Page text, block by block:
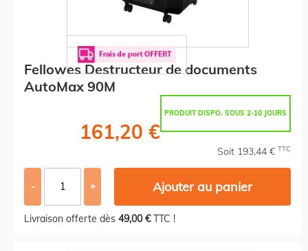
Fellowes Destructeur de documents
AutoMax 90M
PRODUIT DISPO. SOUS 2-10 JOURS
161,20 €
Soit 193,44 € TTC
- + Ajouter au panier
Livraison offerte dès 49,00 €TTC !